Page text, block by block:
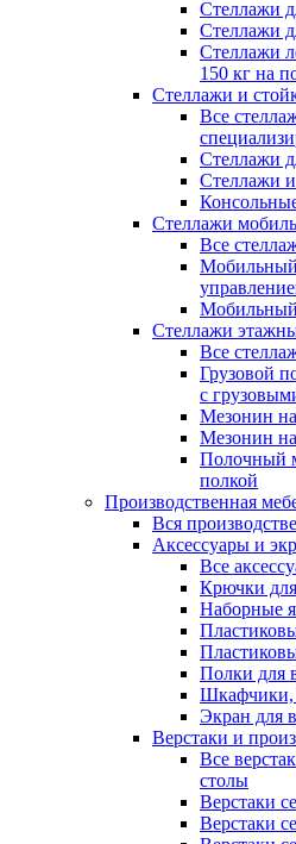
Стеллажи
Стеллажи
Стеллажи
150 кг на
Стеллажи и
Все
Стеллажи
Стеллажи
Стеллажи
Все
Мобильный
Стеллажи
Все
Грузовой
с
Мезонин
Мезонин
Полочный
полкой
Производственная
Вся
Аксессуары и
Все
Крючки для
Наборные
Полки для
Шкафчики,
Экран для
Верстаки и
Все
столы
Верстаки
Верстаки